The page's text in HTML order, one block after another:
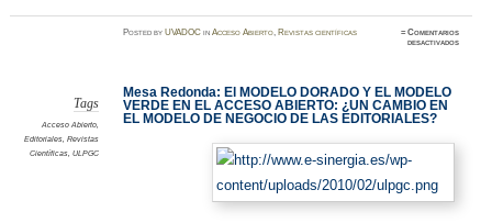
PostedbyUVADOC inAcceso Abierto, Revistas científicas ≈Comentarios
desactivadosen
Tags
Acceso Abierto,
Editoriales, Revistas
Científicas, ULPGC
Mesa Redonda: El MODELO DORADO Y EL MODELO
VERDE EN EL ACCESO ABIERTO: ¿UN CAMBIO EN
EL MODELO DE NEGOCIO DE LAS EDITORIALES?